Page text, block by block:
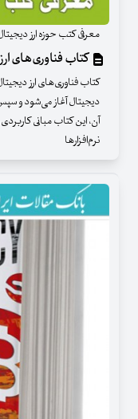
معرفی کتب حوزه ارز
کتاب فناوری‌های
کتاب فناوری‌های ارز
دیجیتال آغاز می‌شود و سپس
آن، این کتاب مبانی
نرم‌افزارها